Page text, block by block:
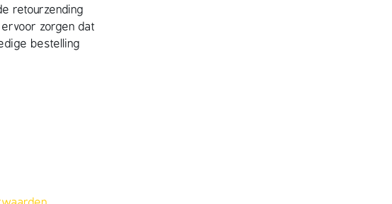
retourzending
ervoor zorgen dat
bestelling